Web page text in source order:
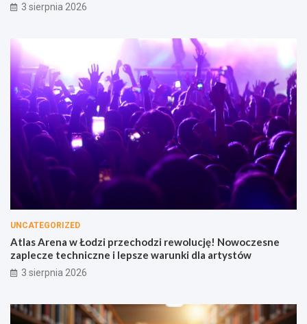
3 sierpnia 2026
UNCATEGORIZED
Atlas Arena w Łodzi przechodzi rewolucję! Nowoczesne
zaplecze techniczne i lepsze warunki dla artystów
3 sierpnia 2026